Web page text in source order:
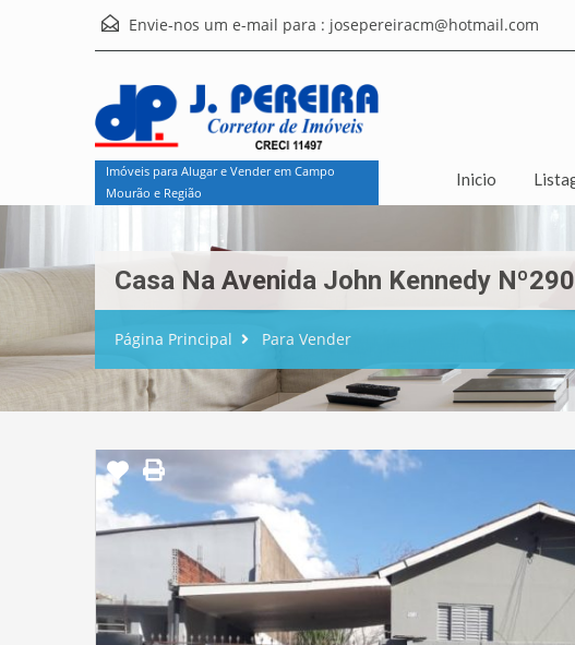
Envie-nos um e-mail para : josepereiracm@hotmail.com
Imóveis para Alugar e Vender em Campo
Mourão e Região
Inicio
Casa Na Avenida John Kennedy
Página Principal Para Vender